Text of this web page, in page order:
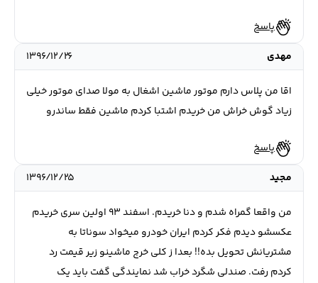
پاسخ
مهدی
۱۳۹۶/۱۲/۲۶
اقا من پلاس دارم موتور ماشین اشغال به مولا صدای موتور خیلی
زیاد گوش خراش من خریدم اشتبا کردم ماشین فقط ساندرو
پاسخ
مجید
۱۳۹۶/۱۲/۲۵
من واقعا گمراه شدم و دنا خریدم. اسفند ۹۳ اولین سری خریدم
عکسشو دیدم فکر کردم ایران خودرو میخواد سوناتا به
مشتریانش تحویل بده!! بعدا ز کلی خرج ماشینو زیر قیمت رد
کردم رفت‌. صندلی شگرد خراب شد نمایندگی گفت باید یک